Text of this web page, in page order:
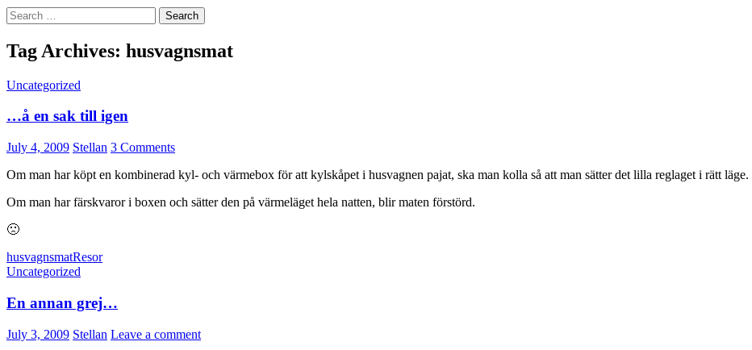
Search
for:
Tag Archives: husvagnsmat
Uncategorized
…å en sak till igen
July 4, 2009 Stellan 3 Comments
Om man har köpt en kombinerad kyl- och värmebox för att kylskåpet i husvagnen pajat, ska man kolla så att man sätter det lilla reglaget i rätt läge.
Om man har färskvaror i boxen och sätter den på värmeläget hela natten, blir maten förstörd.
🙁
husvagnsmatResor
Uncategorized
En annan grej…
July 3, 2009 Stellan Leave a comment